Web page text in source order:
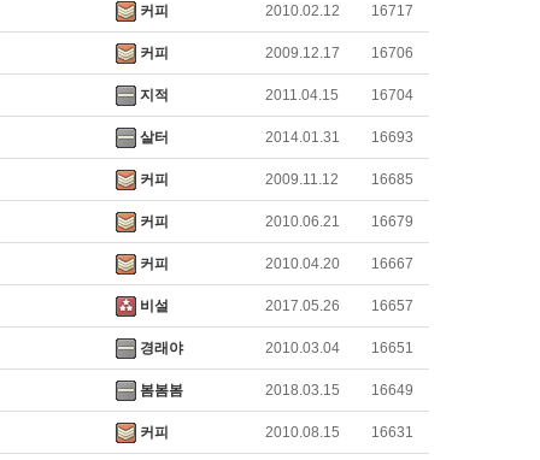
커피 2010.02.12 16717
커피 2009.12.17 16706
지적 2011.04.15 16704
살터 2014.01.31 16693
커피 2009.11.12 16685
커피 2010.06.21 16679
커피 2010.04.20 16667
비설 2017.05.26 16657
경래야 2010.03.04 16651
봄봄봄 2018.03.15 16649
커피 2010.08.15 16631